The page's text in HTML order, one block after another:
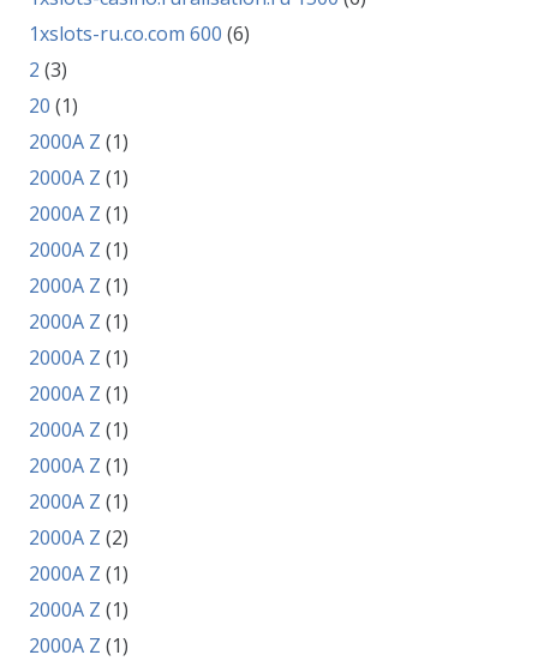
1xslots-ru.co.com 600 (6)
2 (3)
20 (1)
2000A Z (1)
2000A Z (1)
2000A Z (1)
2000A Z (1)
2000A Z (1)
2000A Z (1)
2000A Z (1)
2000A Z (1)
2000A Z (1)
2000A Z (1)
2000A Z (1)
2000A Z (2)
2000A Z (1)
2000A Z (1)
2000A Z (1)